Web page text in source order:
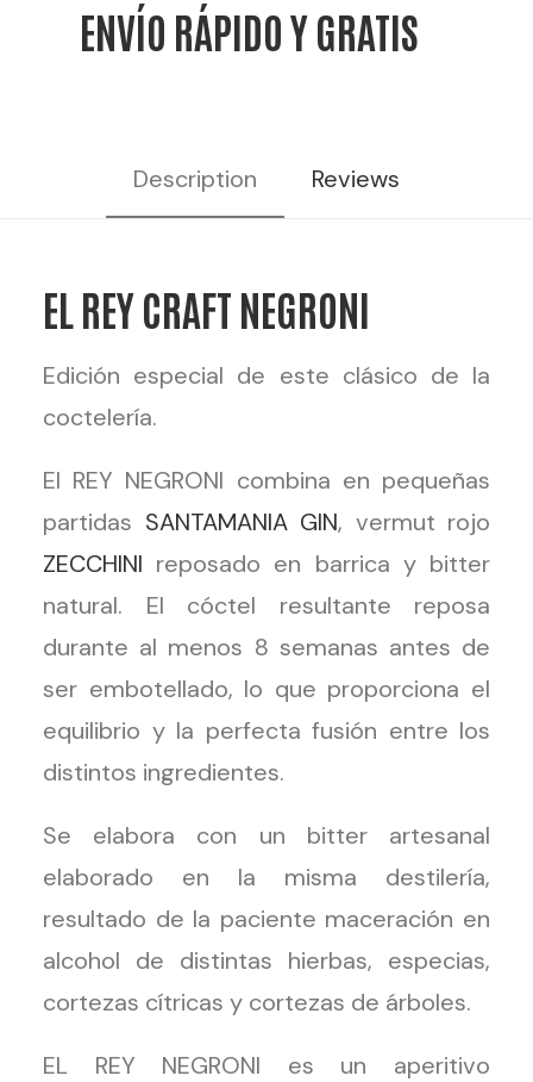
ENVÍO RÁPIDO Y GRATIS
Description Reviews
EL REY CRAFT NEGRONI
Edición especial de este clásico de la
coctelería.
El REY NEGRONI combina en pequeñas
partidas SANTAMANIA GIN, vermut rojo
ZECCHINI reposado en barrica y bitter
natural. El cóctel resultante reposa
durante al menos 8 semanas antes de
ser embotellado, lo que proporciona el
equilibrio y la perfecta fusión entre los
distintos ingredientes.
Se elabora con un bitter artesanal
elaborado en la misma destilería,
resultado de la paciente maceración en
alcohol de distintas hierbas, especias,
cortezas cítricas y cortezas de árboles.
EL REY NEGRONI es un aperitivo